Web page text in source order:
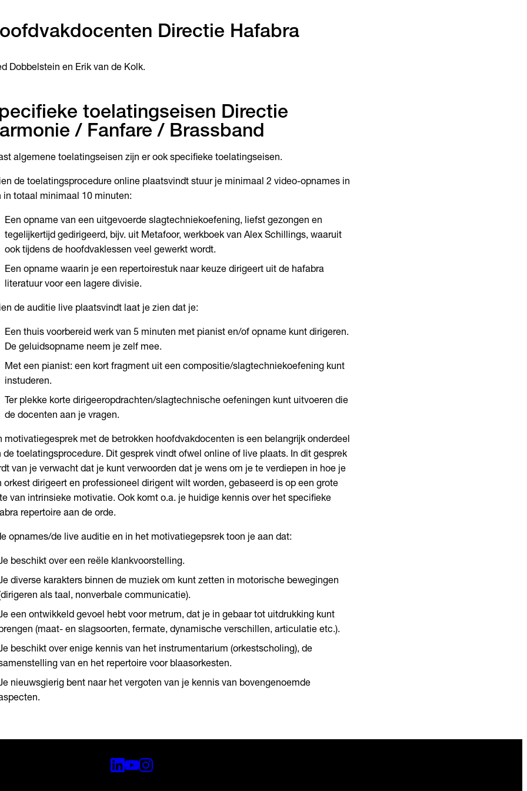
Directie Hafabra
Dobbelstein en Erik van de Kolk.
toelatingseisen Directie
/ Fanfare / Brassband
algemene toelatingseisen zijn er ook specifieke toelatingseisen.
de toelatingsprocedure online plaatsvindt stuur je minimaal 2 video-opnames in
in totaal minimaal 10 minuten:
Een opname van een uitgevoerde slagtechniekoefening, liefst gezongen en
tegelijkertijd gedirigeerd, bijv. uit Metafoor, werkboek van Alex Schillings, waaruit
ook tijdens de hoofdvaklessen veel gewerkt wordt.
Een opname waarin je een repertoirestuk naar keuze dirigeert uit de hafabra
literatuur voor een lagere divisie.
de auditie live plaatsvindt laat je zien dat je:
Een thuis voorbereid werk van 5 minuten met pianist en/of opname kunt dirigeren.
De geluidsopname neem je zelf mee.
Met een pianist: een kort fragment uit een compositie/slagtechniekoefening kunt
instuderen.
Ter plekke korte dirigeeropdrachten/slagtechnische oefeningen kunt uitvoeren die
de docenten aan je vragen.
motivatiegesprek met de betrokken hoofdvakdocenten is een belangrijk onderdeel
de toelatingsprocedure. Dit gesprek vindt ofwel online of live plaats. In dit gesprek
van je verwacht dat je kunt verwoorden dat je wens om je te verdiepen in hoe je
orkest dirigeert en professioneel dirigent wilt worden, gebaseerd is op een grote
van intrinsieke motivatie. Ook komt o.a. je huidige kennis over het specifieke
repertoire aan de orde.
opnames/de live auditie en in het motivatiegepsrek toon je aan dat:
beschikt over een reële klankvoorstelling.
diverse karakters binnen de muziek om kunt zetten in motorische bewegingen
als taal, nonverbale communicatie).
een ontwikkeld gevoel hebt voor metrum, dat je in gebaar tot uitdrukking kunt
(maat- en slagsoorten, fermate, dynamische verschillen, articulatie etc.).
beschikt over enige kennis van het instrumentarium (orkestscholing), de
van en het repertoire voor blaasorkesten.
nieuwsgierig bent naar het vergoten van je kennis van bovengenoemde